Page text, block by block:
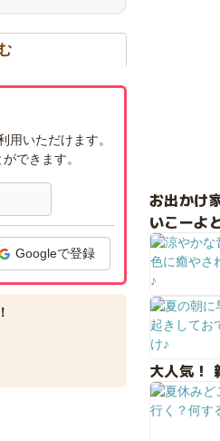
いただけます。
できます。
Googleで登録
お出かけ
いこーよ
大人気！